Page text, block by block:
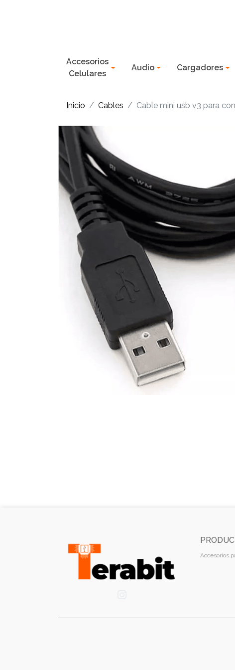
Accesorios
Celulares
Audio Cargadores
Inicio Cables Cable mini usb v3 para
Accesorios